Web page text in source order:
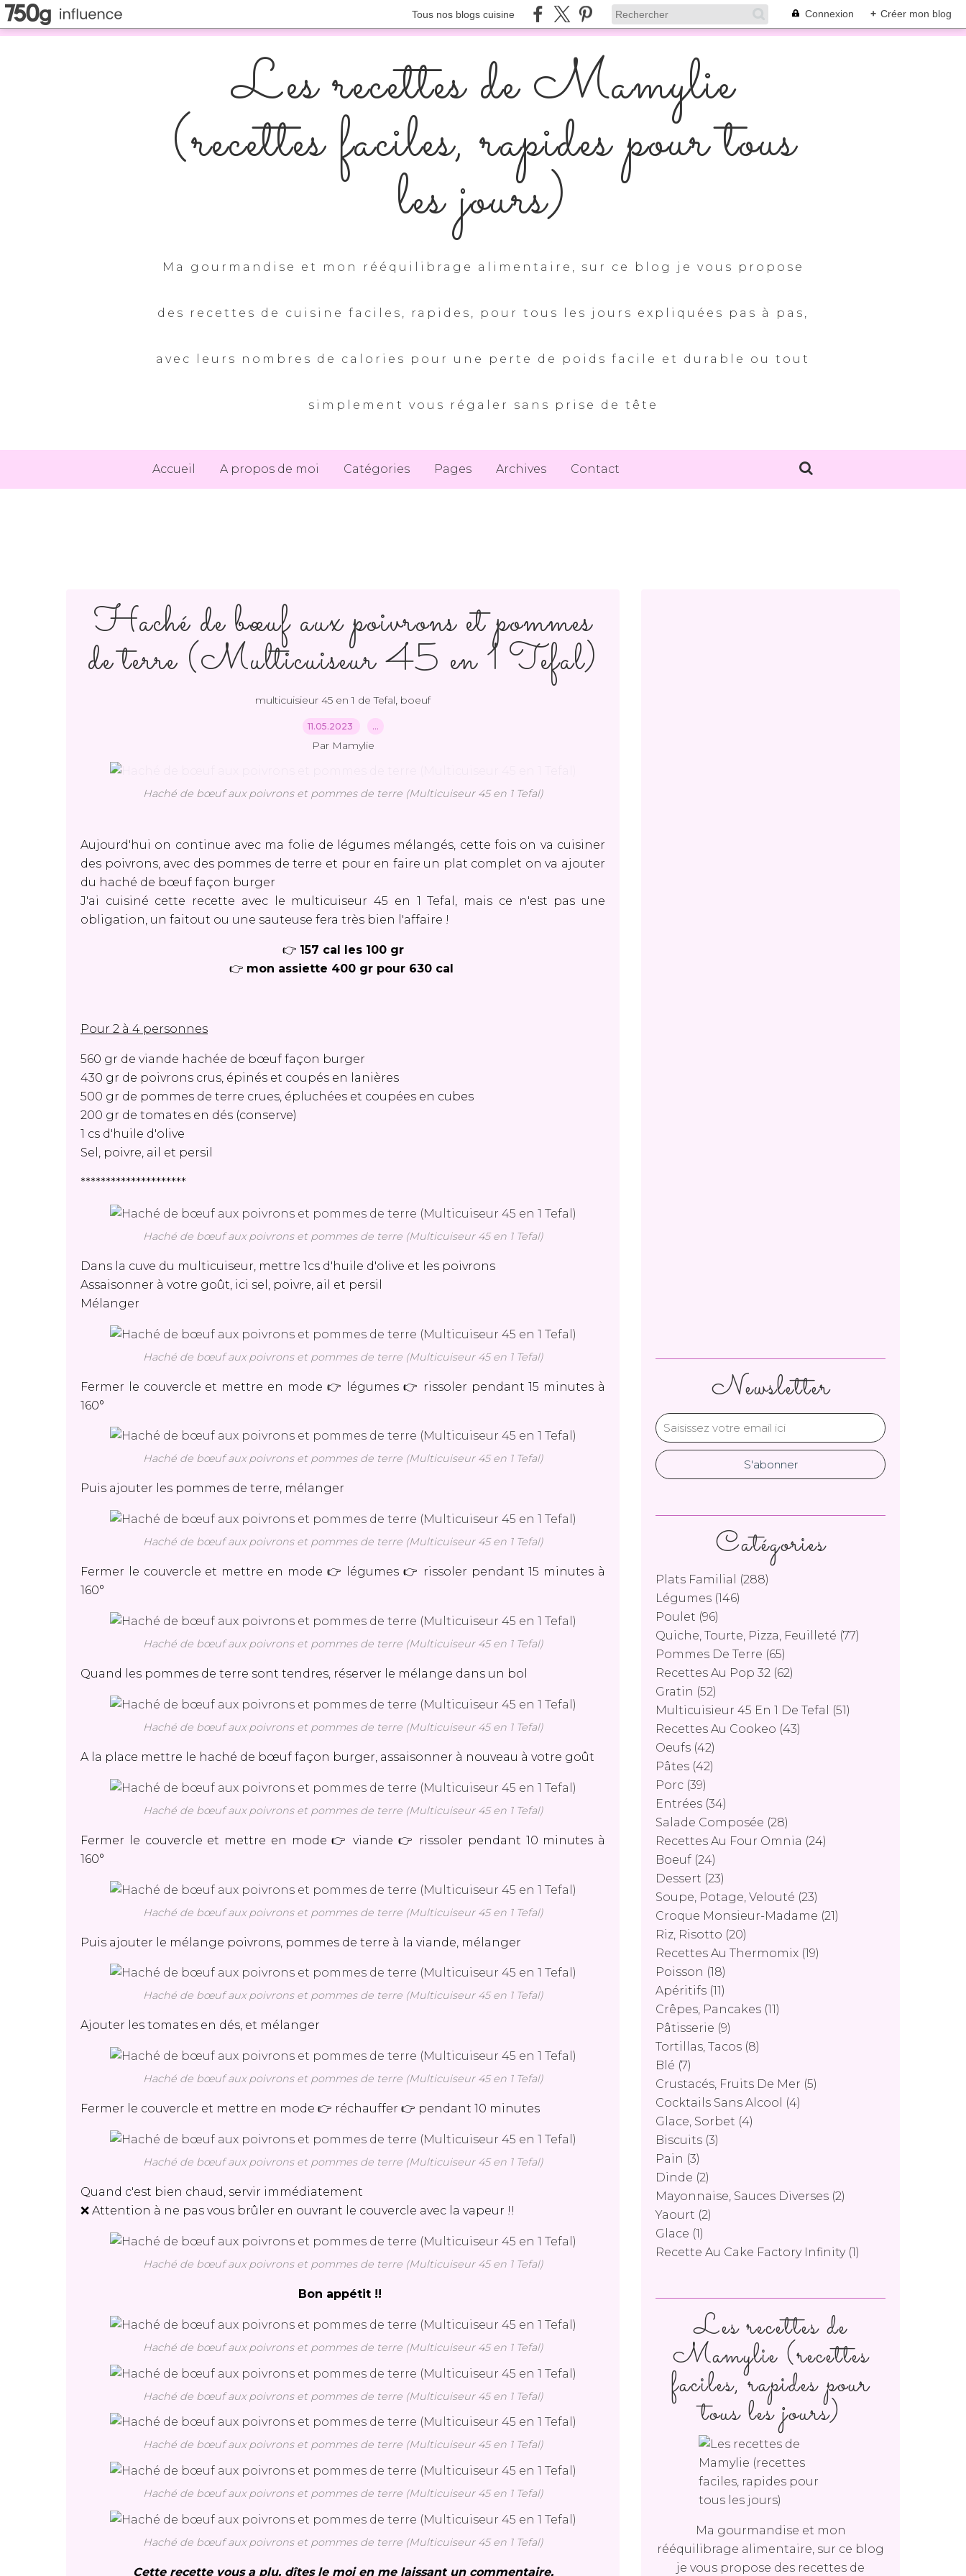
Tous nos blogs cuisine Connexion + Créer mon blog
Les recettes de Mamylie
(recettes faciles, rapides pour tous
les jours)
Ma gourmandise et mon rééquilibrage alimentaire, sur ce blog je vous propose
des recettes de cuisine faciles, rapides, pour tous les jours expliquées pas à pas,
avec leurs nombres de calories pour une perte de poids facile et durable ou tout
simplement vous régaler sans prise de tête
Accueil A propos de moi Catégories Pages Archives Contact
Haché de bœuf aux poivrons et pommes
de terre (Multicuiseur 45 en 1 Tefal)
multicuisieur 45 en 1 de Tefal, boeuf
11.05.2023 …
Par Mamylie
Haché de bœuf aux poivrons et pommes de terre (Multicuiseur 45 en 1 Tefal)
Aujourd'hui on continue avec ma folie de légumes mélangés, cette fois on va cuisiner
des poivrons, avec des pommes de terre et pour en faire un plat complet on va ajouter
du haché de bœuf façon burger
J'ai cuisiné cette recette avec le multicuiseur 45 en 1 Tefal, mais ce n'est pas une
obligation, un faitout ou une sauteuse fera très bien l'affaire !
👉 157 cal les 100 gr
👉 mon assiette 400 gr pour 630 cal
Pour 2 à 4 personnes
560 gr de viande hachée de bœuf façon burger
430 gr de poivrons crus, épinés et coupés en lanières
500 gr de pommes de terre crues, épluchées et coupées en cubes
200 gr de tomates en dés (conserve)
1 cs d'huile d'olive
Sel, poivre, ail et persil
*********************
Haché de bœuf aux poivrons et pommes de terre (Multicuiseur 45 en 1 Tefal)
Dans la cuve du multicuiseur, mettre 1cs d'huile d'olive et les poivrons
Assaisonner à votre goût, ici sel, poivre, ail et persil
Mélanger
Haché de bœuf aux poivrons et pommes de terre (Multicuiseur 45 en 1 Tefal)
Fermer le couvercle et mettre en mode 👉 légumes 👉 rissoler pendant 15 minutes à
160°
Haché de bœuf aux poivrons et pommes de terre (Multicuiseur 45 en 1 Tefal)
Puis ajouter les pommes de terre, mélanger
Haché de bœuf aux poivrons et pommes de terre (Multicuiseur 45 en 1 Tefal)
Fermer le couvercle et mettre en mode 👉 légumes 👉 rissoler pendant 15 minutes à
160°
Haché de bœuf aux poivrons et pommes de terre (Multicuiseur 45 en 1 Tefal)
Quand les pommes de terre sont tendres, réserver le mélange dans un bol
Haché de bœuf aux poivrons et pommes de terre (Multicuiseur 45 en 1 Tefal)
A la place mettre le haché de bœuf façon burger, assaisonner à nouveau à votre goût
Haché de bœuf aux poivrons et pommes de terre (Multicuiseur 45 en 1 Tefal)
Fermer le couvercle et mettre en mode 👉 viande 👉 rissoler pendant 10 minutes à
160°
Haché de bœuf aux poivrons et pommes de terre (Multicuiseur 45 en 1 Tefal)
Puis ajouter le mélange poivrons, pommes de terre à la viande, mélanger
Haché de bœuf aux poivrons et pommes de terre (Multicuiseur 45 en 1 Tefal)
Ajouter les tomates en dés, et mélanger
Haché de bœuf aux poivrons et pommes de terre (Multicuiseur 45 en 1 Tefal)
Fermer le couvercle et mettre en mode 👉 réchauffer 👉 pendant 10 minutes
Haché de bœuf aux poivrons et pommes de terre (Multicuiseur 45 en 1 Tefal)
Quand c'est bien chaud, servir immédiatement
❌ Attention à ne pas vous brûler en ouvrant le couvercle avec la vapeur !!
Haché de bœuf aux poivrons et pommes de terre (Multicuiseur 45 en 1 Tefal)
Bon appétit !!
Haché de bœuf aux poivrons et pommes de terre (Multicuiseur 45 en 1 Tefal)
Haché de bœuf aux poivrons et pommes de terre (Multicuiseur 45 en 1 Tefal)
Haché de bœuf aux poivrons et pommes de terre (Multicuiseur 45 en 1 Tefal)
Haché de bœuf aux poivrons et pommes de terre (Multicuiseur 45 en 1 Tefal)
Haché de bœuf aux poivrons et pommes de terre (Multicuiseur 45 en 1 Tefal)
Cette recette vous a plu, dîtes le moi en me laissant un commentaire,
Newsletter
Catégories
Plats Familial
(288)
Légumes (146)
Poulet (96)
Quiche, Tourte, Pizza, Feuilleté (77)
Pommes De Terre (65)
Recettes Au Pop 32 (62)
Gratin (52)
Multicuisieur 45 En 1 De Tefal
(51)
Recettes Au Cookeo (43)
Oeufs (42)
Pâtes (42)
Porc (39)
Entrées (34)
Salade Composée (28)
Recettes Au Four Omnia (24)
Boeuf (24)
Dessert (23)
Soupe, Potage, Velouté (23)
Croque Monsieur-Madame (21)
Riz, Risotto (20)
Recettes Au Thermomix (19)
Poisson (18)
Apéritifs (11)
Crêpes, Pancakes (11)
Pâtisserie (9)
Tortillas, Tacos (8)
Blé (7)
Crustacés, Fruits De Mer (5)
Cocktails Sans Alcool
(4)
Glace, Sorbet (4)
Biscuits (3)
Pain (3)
Dinde (2)
Mayonnaise, Sauces Diverses (2)
Yaourt (2)
Glace (1)
Recette Au Cake Factory Infinity(1)
Les recettes de
Mamylie (recettes
faciles, rapides pour
tous les jours)
Ma gourmandise et mon
rééquilibrage alimentaire, sur ce blog
je vous propose des recettes de